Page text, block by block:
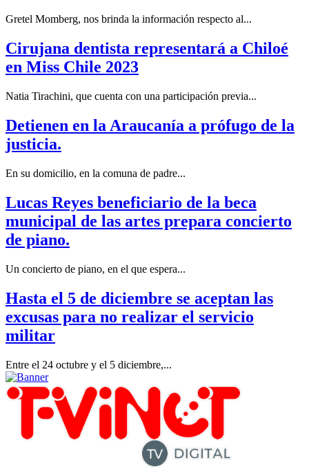
Gretel Momberg, nos brinda la información respecto al...
Cirujana dentista representará a Chiloé
en Miss Chile 2023
Natia Tirachini, que cuenta con una participación previa...
Detienen en la Araucanía a prófugo de la
justicia.
En su domicilio, en la comuna de padre...
Lucas Reyes beneficiario de la beca
municipal de las artes prepara concierto
de piano.
Un concierto de piano, en el que espera...
Hasta el 5 de diciembre se aceptan las
excusas para no realizar el servicio
militar
Entre el 24 octubre y el 5 diciembre,...